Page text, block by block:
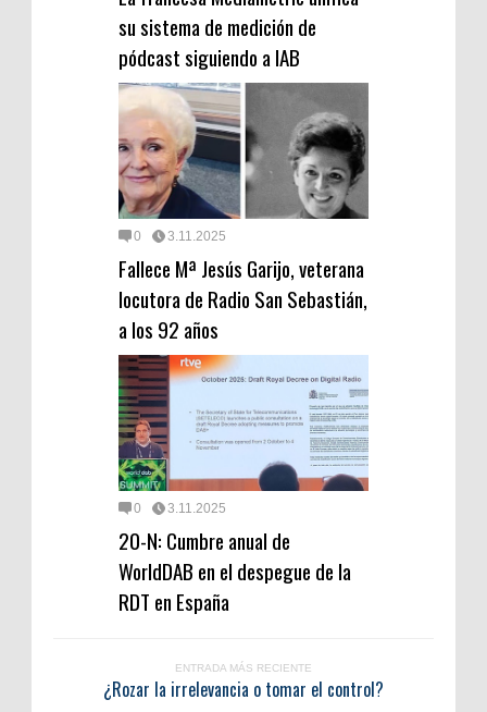
su sistema de medición de
pódcast siguiendo a IAB
0 3.11.2025
Fallece Mª Jesús Garijo, veterana
locutora de Radio San Sebastián,
a los 92 años
0 3.11.2025
20-N: Cumbre anual de
WorldDAB en el despegue de la
RDT en España
ENTRADA MÁS RECIENTE
¿Rozar la irrelevancia o tomar el control?